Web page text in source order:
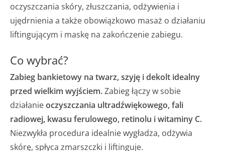
oczyszczania skóry, złuszczania, odżywienia i
ujędrnienia a także obowiązkowo masaż o działaniu
liftingującym i maskę na zakończenie zabiegu.
Co wybrać?
Zabieg bankietowy na twarz, szyję i dekolt idealny
przed wielkim wyjściem.Zabieg łączy w sobie
działanieoczyszczania ultradźwiękowego, fali
radiowej, kwasu ferulowego, retinolu i witaminy C.
Niezwykła procedura idealnie wygładza, odżywia
skórę, spłyca zmarszczki i liftinguje.